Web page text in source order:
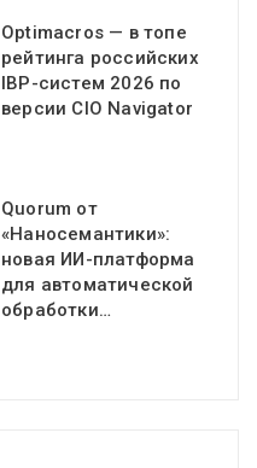
Optimacros — в топе
рейтинга российских
IBP-систем 2026 по
версии CIO Navigator
Quorum от
«Наносемантики»:
новая ИИ-платформа
для автоматической
обработки…